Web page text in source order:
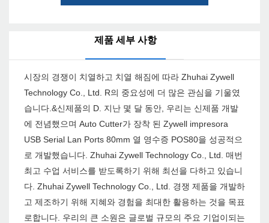
제품 세부 사항
시장의 경쟁이 치열하고 치열 해짐에 따라 Zhuhai Zywell
Technology Co., Ltd. R의 중요성에 더 많은 관심을 기울였
습니다.&신제품의 D. 지난 몇 달 동안, 우리는 신제품 개발
에 전념했으며 Auto Cutter가 장착 된 Zywell impresora
USB Serial Lan Ports 80mm 열 영수증 POS80을 성공적으
로 개발했습니다. Zhuhai Zywell Technology Co., Ltd. 매번
최고 수업 서비스를 받도록하기 위해 최선을 다하고 있습니
다. Zhuhai Zywell Technology Co., Ltd. 경쟁 제품을 개발하
고 제조하기 위해 지혜와 경험을 최대한 활용하는 것을 목표
로합니다. 우리의 큰 소원은 글로벌 규모의 주요 기업이되는